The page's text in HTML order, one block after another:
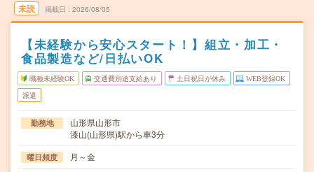
未読 掲載日 2026/08/05
【未経験から安心スタート！】組立・加工・
食品製造など/日払いOK
職種未経験OK 交通費別途支給あり 土日祝日が休み WEB登録OK
派遣
勤務地
山形県山形市
漆山(山形県)駅から車3分
曜日頻度 月～金